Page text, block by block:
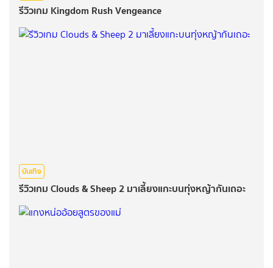
รีวิวเกม Kingdom Rush Vengeance
บันเทิง
รีวิวเกม Clouds & Sheep 2 มาเลี้ยงแกะบนทุ่งหญ้ากันเถอะ